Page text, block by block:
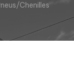
Chenilles